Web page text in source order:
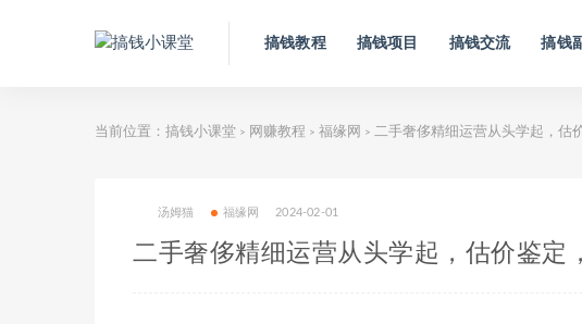
搞钱教程 搞钱项目 搞钱交流 搞钱
当前位置： 搞钱小课堂 > 网赚教程 > 福缘网 > 二手奢侈精细运营从头学起，估
汤姆猫 福缘网 2024-02-01
二手奢侈精细运营从头学起，估价鉴定